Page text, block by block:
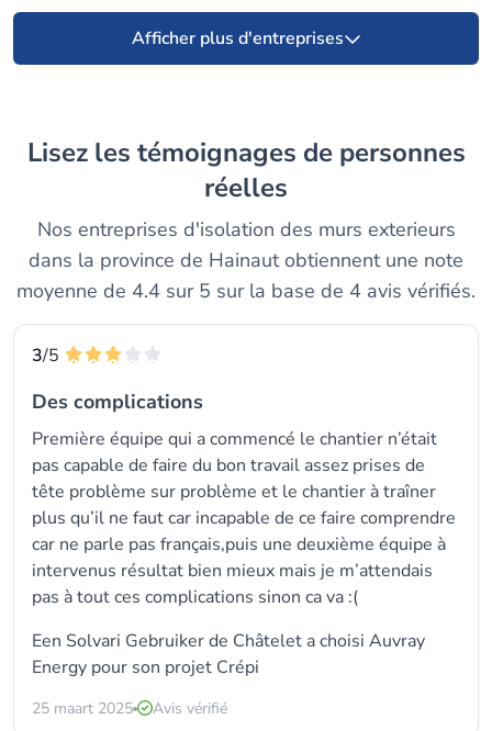
Afficher plus d'entreprises
Lisez les témoignages de personnes
réelles
Nos entreprises d'isolation des murs exterieurs
dans la province de Hainaut obtiennent une note
moyenne de 4.4 sur 5 sur la base de 4 avis vérifiés.
3/5
Des complications
Première équipe qui a commencé le chantier n’était
pas capable de faire du bon travail assez prises de
tête problème sur problème et le chantier à traîner
plus qu’il ne faut car incapable de ce faire comprendre
car ne parle pas français,puis une deuxième équipe à
intervenus résultat bien mieux mais je m’attendais
pas à tout ces complications sinon ca va :(
Een Solvari Gebruiker de Châtelet a choisi Auvray
Energy pour son projet Crépi
25 maart 2025 Avis vérifié